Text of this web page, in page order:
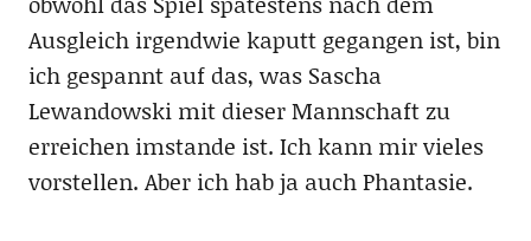
Ausgleich irgendwie kaputt gegangen ist, bin
ich gespannt auf das, was Sascha
Lewandowski mit dieser Mannschaft zu
erreichen imstande ist. Ich kann mir vieles
vorstellen. Aber ich hab ja auch Phantasie.